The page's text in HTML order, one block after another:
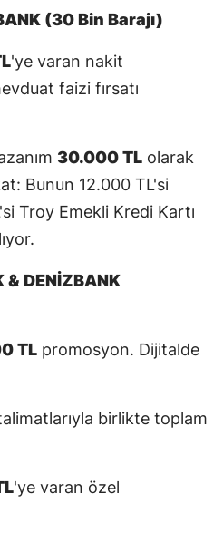
Şanlıurfa
Uşak
Zonguldak
Aksaray
Karaman
Ardahan
(30 Bin Barajı)
'ye varan nakit
faizi fırsatı
30.000 TL olarak
Bunun 12.000 TL'si
Troy Emekli Kredi Kartı
& DENİZBANK
TL promosyon. Dijitalde
birlikte toplam
'ye varan özel